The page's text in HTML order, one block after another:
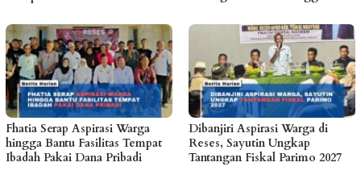
Fhatia Serap Aspirasi Warga
hingga Bantu Fasilitas Tempat
Ibadah Pakai Dana Pribadi
Dibanjiri Aspirasi Warga di
Reses, Sayutin Ungkap
Tantangan Fiskal Parimo 2027